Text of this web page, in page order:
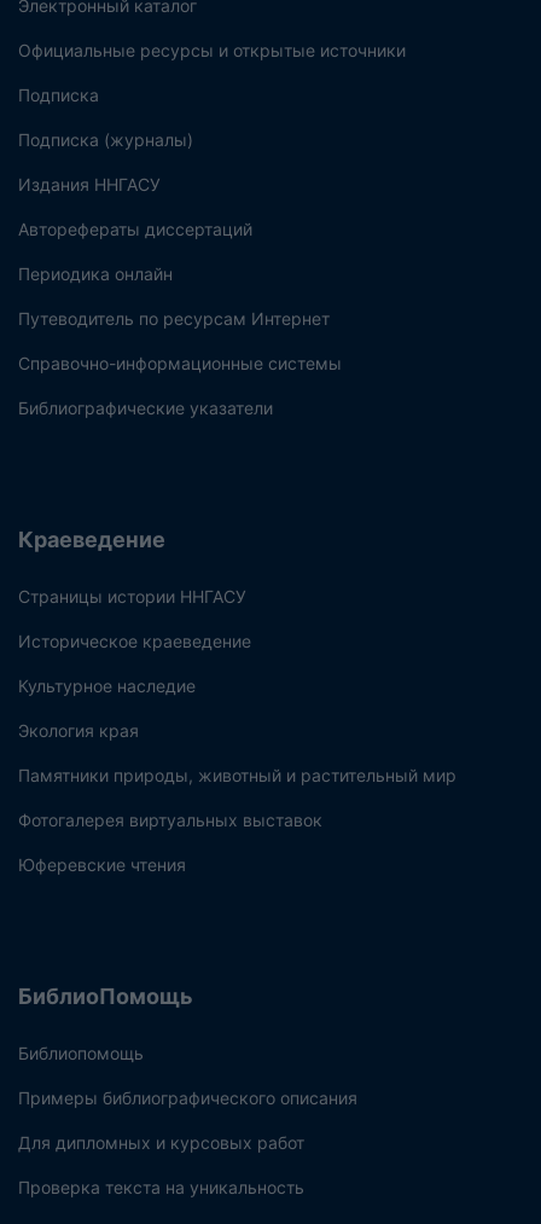
Электронный каталог
Официальные ресурсы и открытые источники
Подписка
Подписка (журналы)
Издания ННГАСУ
Авторефераты диссертаций
Периодика онлайн
Путеводитель по ресурсам Интернет
Справочно-информационные системы
Библиографические указатели
Краеведение
Страницы истории ННГАСУ
Историческое краеведение
Культурное наследие
Экология края
Памятники природы, животный и растительный мир
Фотогалерея виртуальных выставок
Юферевские чтения
БиблиоПомощь
Библиопомощь
Примеры библиографического описания
Для дипломных и курсовых работ
Проверка текста на уникальность